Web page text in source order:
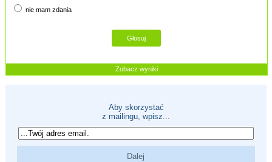
nie mam zdania
Zobacz wyniki
Aby skorzystać
z mailingu, wpisz...